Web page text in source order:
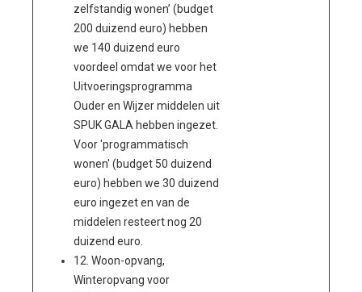
zelfstandig wonen’ (budget
200 duizend euro) hebben
we 140 duizend euro
voordeel omdat we voor het
Uitvoeringsprogramma
Ouder en Wijzer middelen uit
SPUK GALA hebben ingezet.
Voor 'programmatisch
wonen' (budget 50 duizend
euro) hebben we 30 duizend
euro ingezet en van de
middelen resteert nog 20
duizend euro.
12. Woon-opvang,
Winteropvang voor